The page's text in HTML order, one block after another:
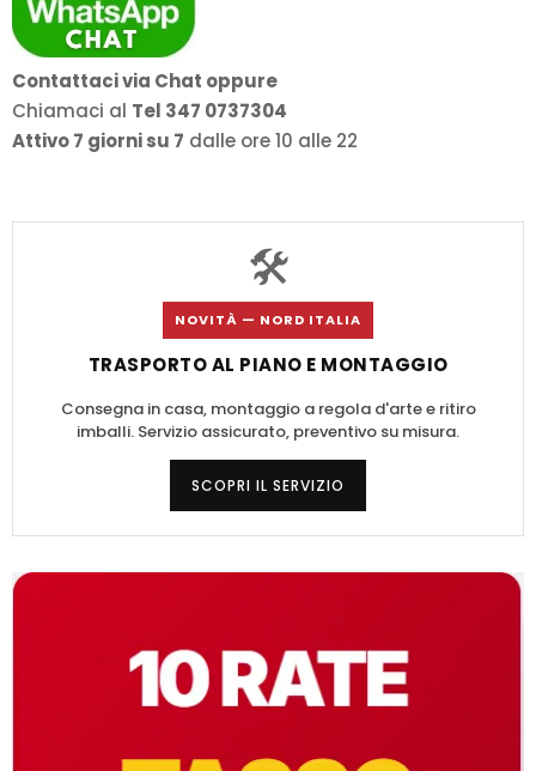
Contattaci via Chat oppure
Chiamaci al Tel 347 0737304
Attivo 7 giorni su 7 dalle ore 10 alle 22
🛠️
NOVITÀ — NORD ITALIA
TRASPORTO AL PIANO E MONTAGGIO
Consegna in casa, montaggio a regola d'arte e ritiro
imballi. Servizio assicurato, preventivo su misura.
SCOPRI IL SERVIZIO